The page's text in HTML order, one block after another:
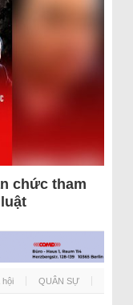
chức tham
hội QUÂN SỰ